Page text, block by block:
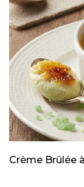
Crème Brûlée